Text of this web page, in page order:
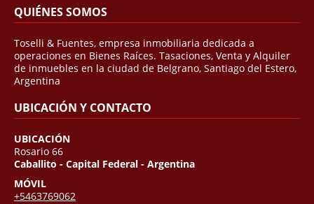
QUIÉNES SOMOS
Toselli & Fuentes, empresa inmobiliaria dedicada a
operaciones en Bienes Raíces. Tasaciones, Venta y Alquiler
de inmuebles en la ciudad de Belgrano, Santiago del Estero,
Argentina
UBICACIÓN Y CONTACTO
UBICACIÓN
Rosario 66
Caballito - Capital Federal - Argentina
MÓVIL
+5463769062